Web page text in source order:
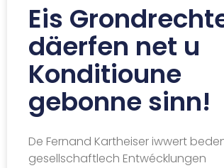
Eis
däerfen net u
Konditioune
gebonne sinn!
De Fernand Kartheiser iwwert
gesellschaftlech Entwécklungen